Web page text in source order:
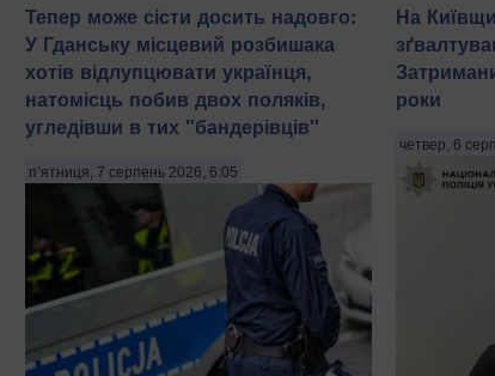
Тепер може сісти досить надовго:
У Гданську місцевий розбишака
хотів відлупцювати українця,
натомісць побив двох поляків,
угледівши в тих "бандерівців"
п’ятниця, 7 серпень 2026, 6:05
На
роки
четвер, 6